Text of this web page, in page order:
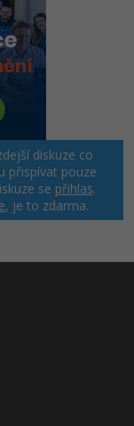
diskuze co
přispívat pouze
se přihlas.
, je to zdarma.